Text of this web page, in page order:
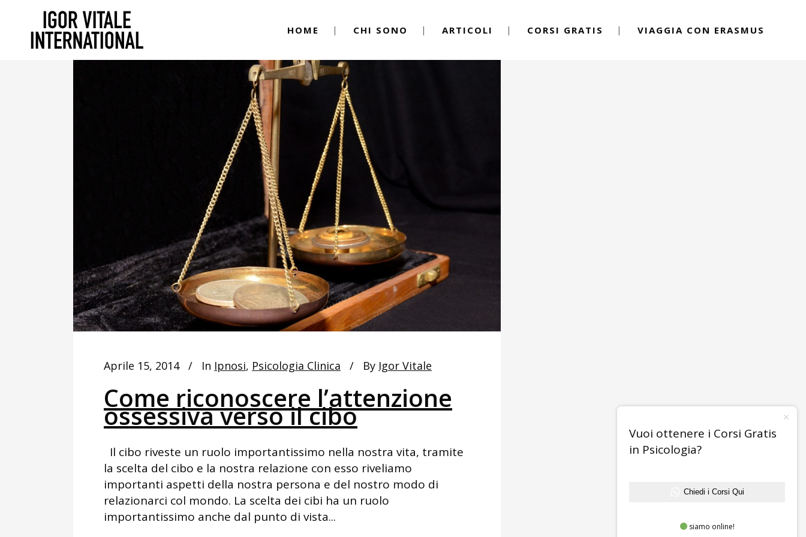
HOME CHI SONO ARTICOLI CORSI GRATIS VIAGGIA CON ERASMUS
Aprile 15, 2014 In Ipnosi, Psicologia Clinica By Igor Vitale
Come riconoscere l’attenzione
ossessiva verso il cibo
Il cibo riveste un ruolo importantissimo nella nostra vita, tramite
la scelta del cibo e la nostra relazione con esso riveliamo
importanti aspetti della nostra persona e del nostro modo di
relazionarci col mondo. La scelta dei cibi ha un ruolo
importantissimo anche dal punto di vista...
Vuoi ottenere i Corsi Gratis
in Psicologia?
Chiedi i Corsi Qui
siamo online!